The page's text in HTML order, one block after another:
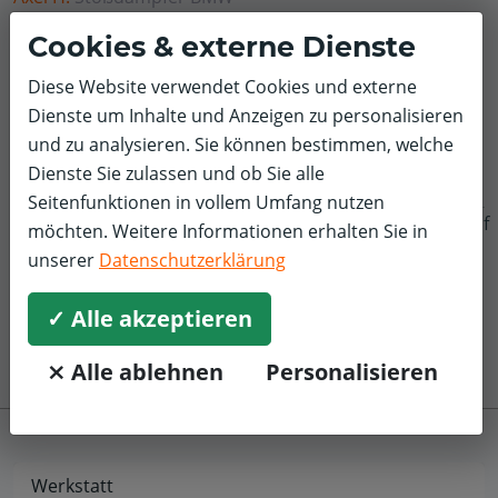
5,0/5
Onlinebuchung und solide Ausführung der Arbeiten.
Vielen Dank!
Werkstatt
Cookies & externe Dienste
Diese Website verwendet Cookies und externe
Dienste um Inhalte und Anzeigen zu personalisieren
und zu analysieren. Sie können bestimmen, welche
Dienste Sie zulassen und ob Sie alle
Seitenfunktionen in vollem Umfang nutzen
möchten. Weitere Informationen erhalten Sie in
unserer Datenschutzerklärung
✓ Alle akzeptieren
⨯ Alle ablehnen
Personalisieren
f